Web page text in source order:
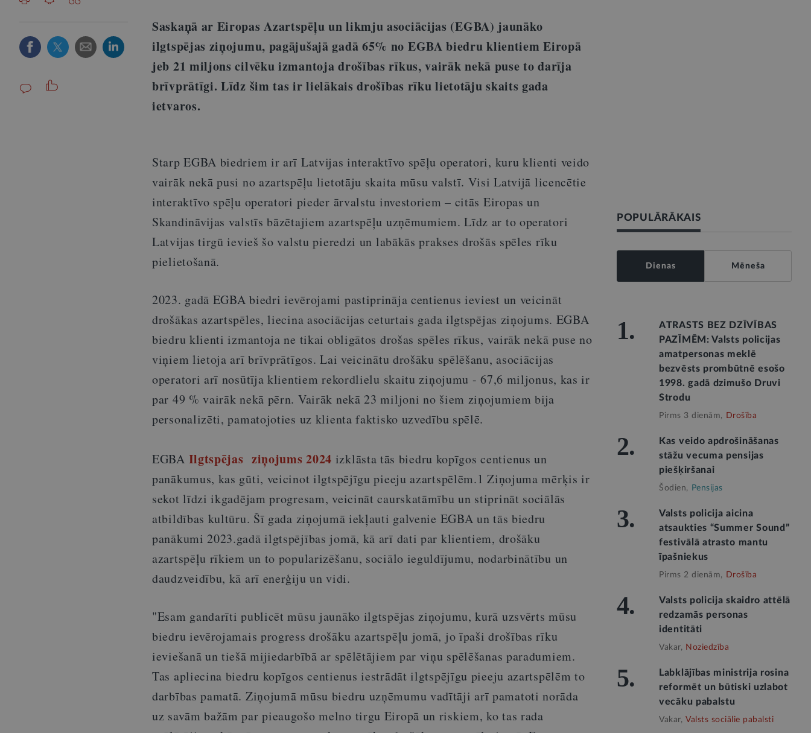
Saskaņā ar Eiropas Azartspēļu un likmju asociācijas (EGBA) jaunāko
ilgtspējas ziņojumu, pagājušajā gadā 65% no EGBA biedru klientiem Eiropā
jeb 21 miljons cilvēku izmantoja drošības rīkus, vairāk nekā puse to darīja
brīvprātīgi. Līdz šim tas ir lielākais drošības rīku lietotāju skaits gada
ietvaros.
Starp EGBA biedriem ir arī Latvijas interaktīvo spēļu operatori, kuru klienti veido
vairāk nekā pusi no azartspēļu lietotāju skaita mūsu valstī. Visi Latvijā licencētie
interaktīvo spēļu operatori pieder ārvalstu investoriem – citās Eiropas un
Skandināvijas valstīs bāzētajiem azartspēļu uzņēmumiem. Līdz ar to operatori
Latvijas tirgū ievieš šo valstu pieredzi un labākās prakses drošās spēles rīku
pielietošanā.
2023. gadā EGBA biedri ievērojami pastiprināja centienus ieviest un veicināt
drošākas azartspēles, liecina asociācijas ceturtais gada ilgtspējas ziņojums. EGBA
biedru klienti izmantoja ne tikai obligātos drošas spēles rīkus, vairāk nekā puse no
viņiem lietoja arī brīvprātīgos. Lai veicinātu drošāku spēlēšanu, asociācijas
operatori arī nosūtīja klientiem rekordlielu skaitu ziņojumu - 67,6 miljonus, kas ir
par 49 % vairāk nekā pērn. Vairāk nekā 23 miljoni no šiem ziņojumiem bija
personalizēti, pamatojoties uz klienta faktisko uzvedību spēlē.
EGBA Ilgtspējas ziņojums 2024 izklāsta tās biedru kopīgos centienus un
panākumus, kas gūti, veicinot ilgtspējīgu pieeju azartspēlēm.1 Ziņojuma mērķis ir
sekot līdzi ikgadējam progresam, veicināt caurskatāmību un stiprināt sociālās
atbildības kultūru. Šī gada ziņojumā iekļauti galvenie EGBA un tās biedru
panākumi 2023.gadā ilgtspējības jomā, kā arī dati par klientiem, drošāku
azartspēļu rīkiem un to popularizēšanu, sociālo ieguldījumu, nodarbinātību un
daudzveidību, kā arī enerģiju un vidi.
"Esam gandarīti publicēt mūsu jaunāko ilgtspējas ziņojumu, kurā uzsvērts mūsu
biedru ievērojamais progress drošāku azartspēļu jomā, jo īpaši drošības rīku
ieviešanā un tiešā mijiedarbībā ar spēlētājiem par viņu spēlēšanas paradumiem.
Tas apliecina biedru kopīgos centienus iestrādāt ilgtspējīgu pieeju azartspēlēm to
darbības pamatā. Ziņojumā mūsu biedru uzņēmumu vadītāji arī pamatoti norāda
uz savām bažām par pieaugošo melno tirgu Eiropā un riskiem, ko tas rada
POPULĀRĀKAIS
Dienas Mēneša
1.
ATRASTS BEZ DZĪVĪBAS
PAZĪMĒM: Valsts policijas
amatpersonas meklē
bezvēsts prombūtnē esošo
1998. gadā dzimušo Druvi
Strodu
Pirms 3 dienām, Drošība
2.
Kas veido apdrošināšanas
stāžu vecuma pensijas
piešķiršanai
Šodien, Pensijas
3.
Valsts policija aicina
atsaukties “Summer Sound”
festivālā atrasto mantu
īpašniekus
Pirms 2 dienām, Drošība
4.
Valsts policija skaidro attēlā
redzamās personas
identitāti
Vakar, Noziedzība
5.
Labklājības ministrija rosina
reformēt un būtiski uzlabot
vecāku pabalstu
Vakar, Valsts sociālie pabalsti